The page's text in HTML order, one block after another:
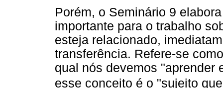
Porém, o Seminário 9
importante para o trabalho
esteja relacionado,
transferência. Refere-se
qual nós devemos "aprender
esse conceito é o "sujeito